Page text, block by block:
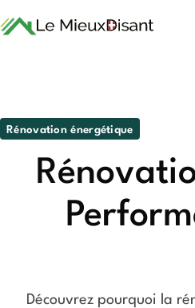
Rénovation énergétique
Découvrez pourquoi la